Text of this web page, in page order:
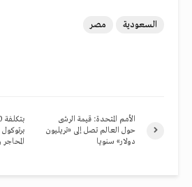
السعودية مصر
المحاجر
الأمم المتحدة: قيمة الرشى
حول العالم تصل إلى «تريليون
دولار» سنويا